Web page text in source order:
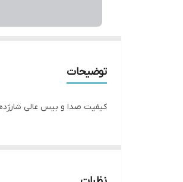
توضیحات
کیفیت صدا و بیس عالی